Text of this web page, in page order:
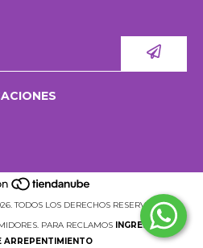
TODOS LOS DERECHOS RESERVADOS.
PARA RECLAMOS
INGRESÁ ACÁ.
ARREPENTIMIENTO